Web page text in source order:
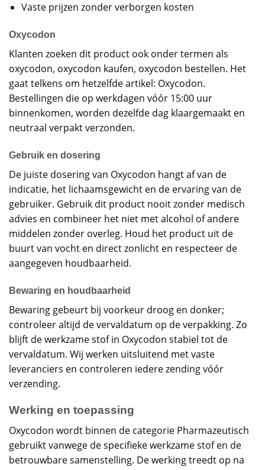
Vaste prijzen zonder verborgen kosten
Oxycodon
Klanten zoeken dit product ook onder termen als
oxycodon, oxycodon kaufen, oxycodon bestellen. Het
gaat telkens om hetzelfde artikel: Oxycodon.
Bestellingen die op werkdagen vóór 15:00 uur
binnenkomen, worden dezelfde dag klaargemaakt en
neutraal verpakt verzonden.
Gebruik en dosering
De juiste dosering van Oxycodon hangt af van de
indicatie, het lichaamsgewicht en de ervaring van de
gebruiker. Gebruik dit product nooit zonder medisch
advies en combineer het niet met alcohol of andere
middelen zonder overleg. Houd het product uit de
buurt van vocht en direct zonlicht en respecteer de
aangegeven houdbaarheid.
Bewaring en houdbaarheid
Bewaring gebeurt bij voorkeur droog en donker;
controleer altijd de vervaldatum op de verpakking. Zo
blijft de werkzame stof in Oxycodon stabiel tot de
vervaldatum. Wij werken uitsluitend met vaste
leveranciers en controleren iedere zending vóór
verzending.
Werking en toepassing
Oxycodon wordt binnen de categorie Pharmazeutisch
gebruikt vanwege de specifieke werkzame stof en de
betrouwbare samenstelling. De werking treedt op na